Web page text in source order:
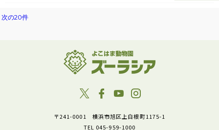
次の20件
〒241-0001 横浜市旭区上白根町1175-1
TEL 045-959-1000